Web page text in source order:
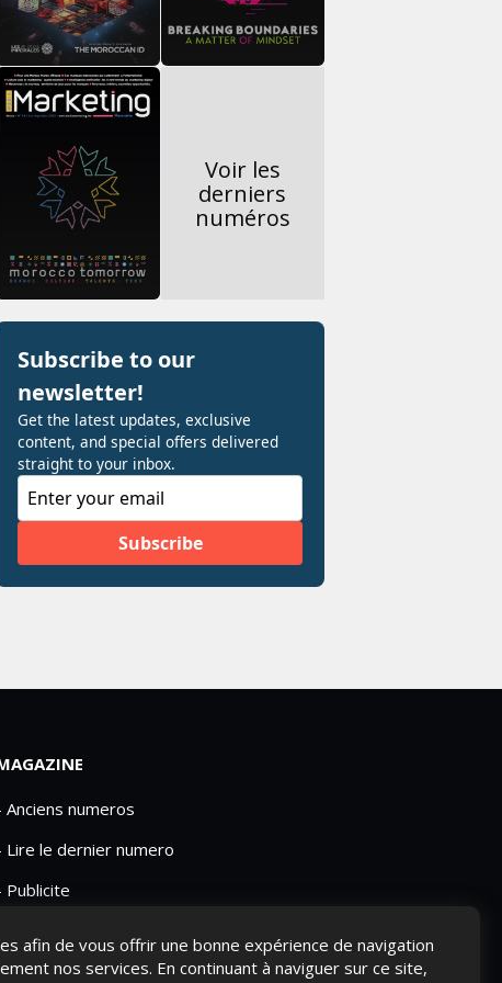
Voir les
derniers
numéros
afin de vous offrir une bonne expérience de navigation
nos services. En continuant à naviguer sur ce site,
Anciens numeros
Lire le dernier numero
Publicite